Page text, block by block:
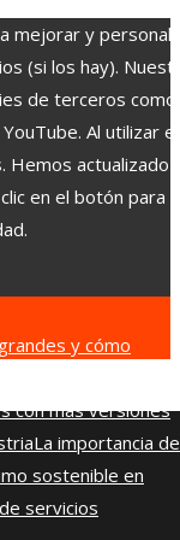
mejorar y
(si los hay).
de terceros como
Al utilizar
Hemos actualizado
en el botón para
y cómo
con más versiones
La importancia
sostenible en
servicios